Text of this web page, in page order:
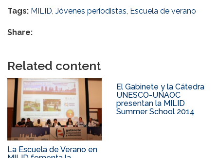
Tags: MILID, Jóvenes periodistas, Escuela de verano
Share:
Related content
La Escuela de Verano en
El Gabinete y la Cátedra
UNESCO-UNAOC
presentan la MILID
Summer School 2014